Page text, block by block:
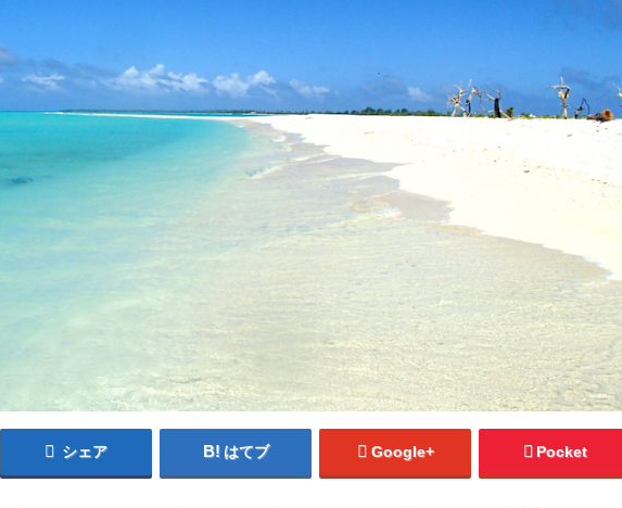
シェア はてブ Google+ Pocket